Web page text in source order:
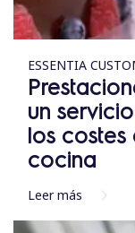
ESSENTIA
un
los
cocina
Leer más